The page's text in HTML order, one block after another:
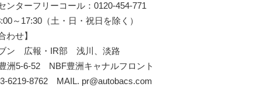
ンターフリーコール：0120-454-771
～17:30（土・日・祝日を除く）
わせ】
ン 広報・IR部 浅川、淡路
洲5-6-52 NBF豊洲キャナルフロント
6219-8762 MAIL. pr@autobacs.com